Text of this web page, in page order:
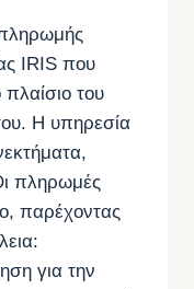
IRIS που
του
Η υπηρεσία
πληρωμές
παρέχοντας
για την